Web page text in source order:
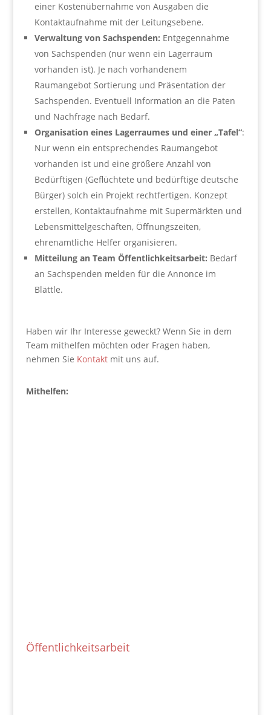
einer Kostenübernahme von Ausgaben die
Kontaktaufnahme mit der Leitungsebene.
Verwaltung von Sachspenden: Entgegennahme
von Sachspenden (nur wenn ein Lagerraum
vorhanden ist). Je nach vorhandenem
Raumangebot Sortierung und Präsentation der
Sachspenden. Eventuell Information an die Paten
und Nachfrage nach Bedarf.
Organisation eines Lagerraumes und einer „Tafel“:
Nur wenn ein entsprechendes Raumangebot
vorhanden ist und eine größere Anzahl von
Bedürftigen (Geflüchtete und bedürftige deutsche
Bürger) solch ein Projekt rechtfertigen. Konzept
erstellen, Kontaktaufnahme mit Supermärkten und
Lebensmittelgeschäften, Öffnungszeiten,
ehrenamtliche Helfer organisieren.
Mitteilung an Team Öffentlichkeitsarbeit: Bedarf
an Sachspenden melden für die Annonce im
Blättle.
Haben wir Ihr Interesse geweckt? Wenn Sie in dem
Team mithelfen möchten oder Fragen haben,
nehmen Sie Kontaktmit uns auf.
Mithelfen:
Öffentlichkeitsarbeit